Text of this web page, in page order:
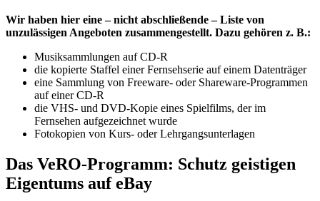
Wir haben hier eine – nicht abschließende – Liste von
unzulässigen Angeboten zusammengestellt. Dazu gehören z. B.:
Musiksammlungen auf CD-R
die kopierte Staffel einer Fernsehserie auf einem Datenträger
eine Sammlung von Freeware- oder Shareware-Programmen
auf einer CD-R
die VHS- und DVD-Kopie eines Spielfilms, der im
Fernsehen aufgezeichnet wurde
Fotokopien von Kurs- oder Lehrgangsunterlagen
Das VeRO-Programm: Schutz geistigen
Eigentums auf eBay